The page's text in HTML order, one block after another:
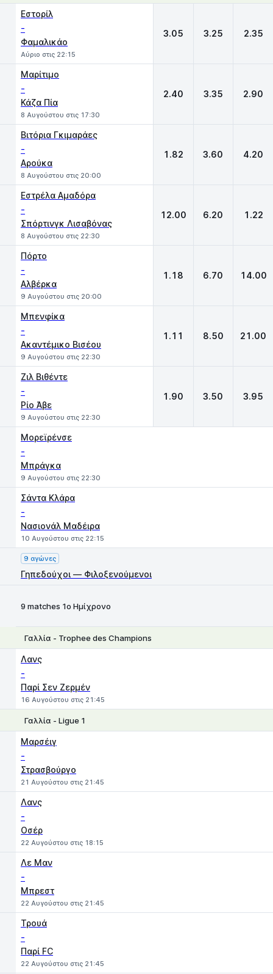
Εστορίλ
-
Φαμαλικάο
Αύριο στις 22:15
3.05 3.25 2.35
Μαρίτιμο
-
Κάζα Πία
8 Αυγούστου στις 17:30
2.40 3.35 2.90
Βιτόρια Γκιμαράες
-
Αρούκα
8 Αυγούστου στις 20:00
1.82 3.60 4.20
Εστρέλα Αμαδόρα
-
Σπόρτινγκ Λισαβόνας
8 Αυγούστου στις 22:30
12.00 6.20 1.22
Πόρτο
-
Αλβέρκα
9 Αυγούστου στις 20:00
1.18 6.70 14.00
Μπενφίκα
-
Ακαντέμικο Βισέου
9 Αυγούστου στις 22:30
1.11 8.50 21.00
Ζιλ Βιθέντε
-
Ρίο Άβε
9 Αυγούστου στις 22:30
1.90 3.50 3.95
Μορεϊρένσε
-
Μπράγκα
9 Αυγούστου στις 22:30
Σάντα Κλάρα
-
Νασιονάλ Μαδέιρα
10 Αυγούστου στις 22:15
9 αγώνες
Γηπεδούχοι — Φιλοξενούμενοι
9 matches 1ο Ημίχρονο
Γαλλία - Trophee des Champions
Λανς
-
Παρί Σεν Ζερμέν
16 Αυγούστου στις 21:45
Γαλλία - Ligue 1
Μαρσέιγ
-
Στρασβούργο
21 Αυγούστου στις 21:45
Λανς
-
Οσέρ
22 Αυγούστου στις 18:15
Λε Μαν
-
Μπρεστ
22 Αυγούστου στις 21:45
Τρουά
-
Παρί FC
22 Αυγούστου στις 21:45